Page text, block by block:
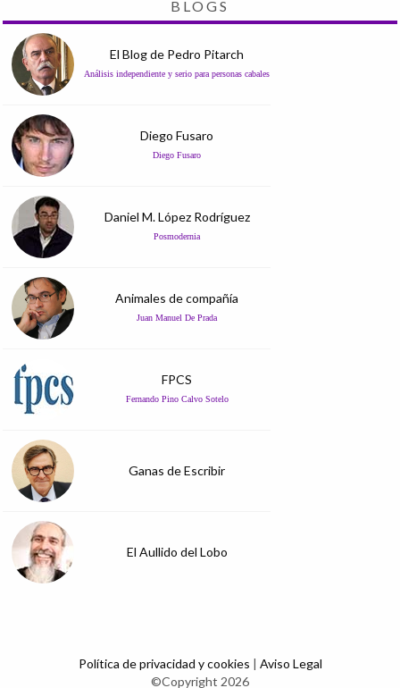
BLOGS
El Blog de Pedro Pitarch
Análisis independiente y serio para personas cabales
Diego Fusaro
Diego Fusaro
Daniel M. López Rodríguez
Posmodernia
Animales de compañía
Juan Manuel De Prada
FPCS
Fernando Pino Calvo Sotelo
Ganas de Escribir
El Aullido del Lobo
Política de privacidad y cookies | Aviso Legal
©Copyright 2026